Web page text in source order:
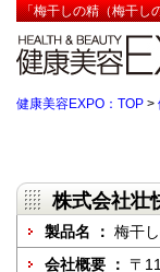
「梅干しの精（梅干し
健康美容EXPO：TOP >
株式会社壮
製品名 ： 梅干
会社概要 ： 〒